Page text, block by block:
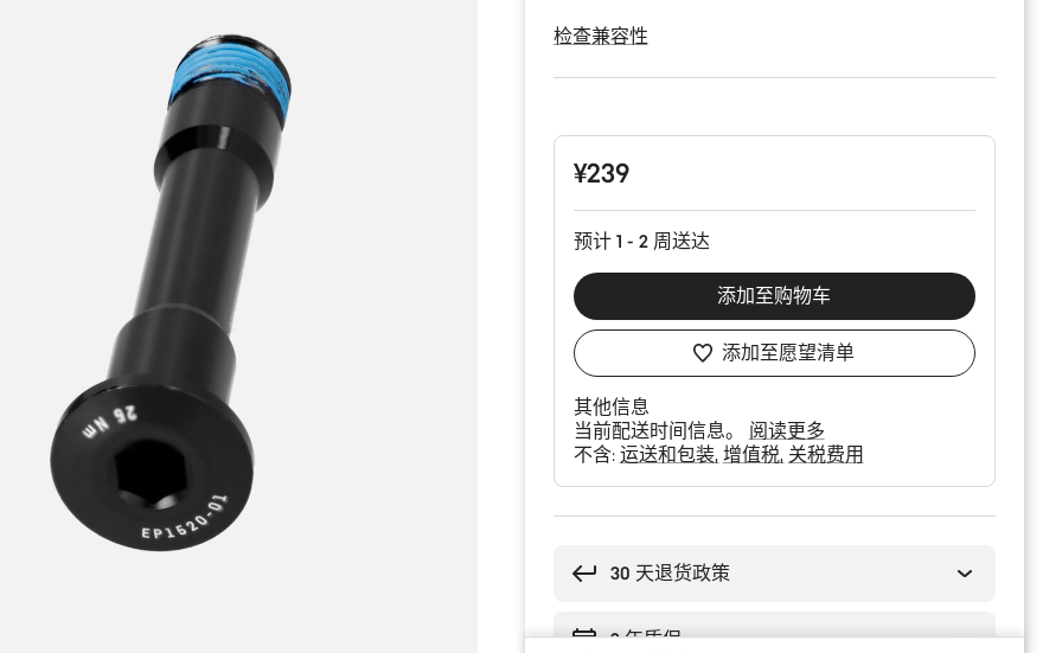
检查兼容性
配
¥239
预计 1 - 2 周送达
添加至购物车
添加至愿望清单
其他信息
当前配送时间信息。 阅读更多
不含: 运送和包装 增值税 关税费用
30 天退货政策
2 年质保